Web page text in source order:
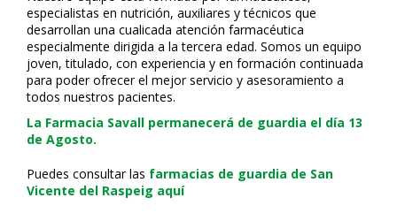
especialistas en nutrición, auxiliares y técnicos que
desarrollan una cualificada atención farmacéutica
especialmente dirigida a la tercera edad. Somos un equipo
joven, titulado, con experiencia y en formación continuada
para poder ofrecer el mejor servicio y asesoramiento a
todos nuestros pacientes.
La Farmacia Savall permanecerá de guardia el día 13
de Agosto.
Puedes consultar las farmacias de guardia de San
Vicente del Raspeig aquí